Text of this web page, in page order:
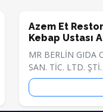
Azem Et
Kebap Ustası
MR BERLİN GIDA
SAN. TİC. LTD. ŞTİ.